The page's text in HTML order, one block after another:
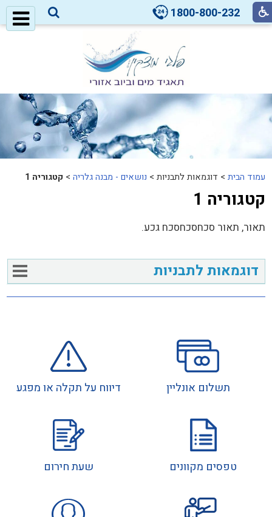
1800-800-232
דוגמאות לתבניות
עמוד הבית > דוגמאות לתבניות > נושאים - מבנה גלריה > קטגוריה 1
קטגוריה 1
תאור, תאור סכחסכחסכח גכע.
תשלום אונליין דיווח על תקלה או מפגע
טפסים מקוונים שעת חירום